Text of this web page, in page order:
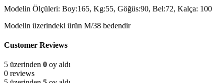
Modelin Ölçüleri: Boy:165, Kg:55, Göğüs:90, Bel:72, Kalça: 100
Modelin üzerindeki ürün M/38 bedendir
Customer Reviews
5 üzerinden 0 oy aldı
0 reviews